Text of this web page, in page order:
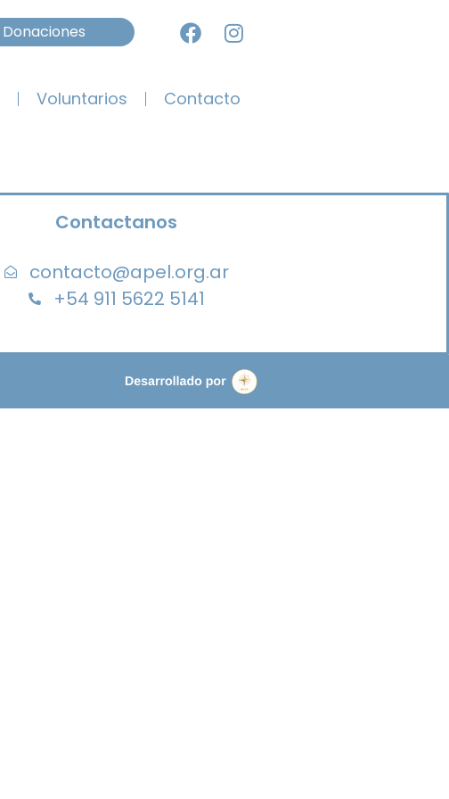
Donaciones
Voluntarios Contacto
Contactanos
contacto@apel.org.ar
+54 911 5622 5141